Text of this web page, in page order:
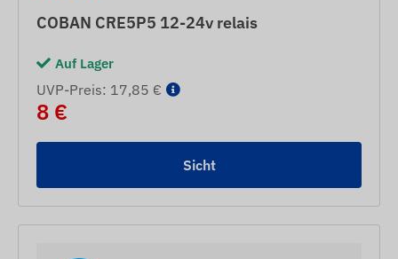
COBAN CRE5P5 12-24v relais
Auf Lager
UVP-Preis: 17,85 €
8 €
Sicht